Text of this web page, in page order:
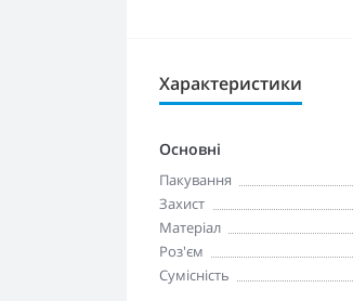
Характеристики
Основні
Пакування
Захист
Матеріал
Роз'єм
Сумісність